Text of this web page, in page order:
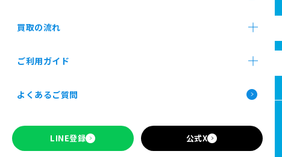
買取の流れ
ご利用ガイド
SIMロックの解除について
よくあるご質問
LINE登録 公式X
トップページ
ご利用ガイド
お申し込み前の確認事項 Apple製品の買取について SIMロックの解除について